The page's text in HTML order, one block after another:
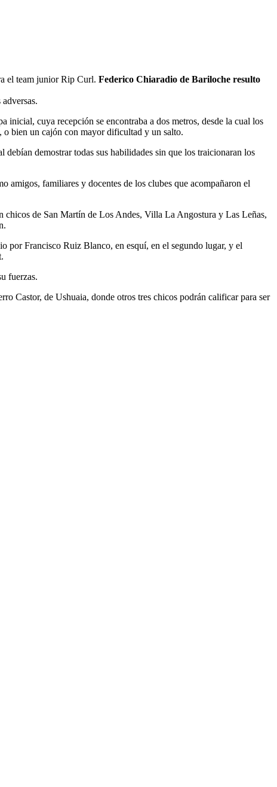
el team junior Rip Curl. Federico Chiaradio de Bariloche resulto
cuya recepción se encontraba a dos metros, desde la cual los
o bien un cajón con mayor dificultad y un salto.
demostrar todas sus habilidades sin que los traicionaran los
amigos, familiares y docentes de los clubes que acompañaron el
chicos de San Martín de Los Andes, Villa La Angostura y Las Leñas,
por Francisco Ruiz Blanco, en esquí, en el segundo lugar, y el
fuerzas.
Castor, de Ushuaia, donde otros tres chicos podrán calificar para ser